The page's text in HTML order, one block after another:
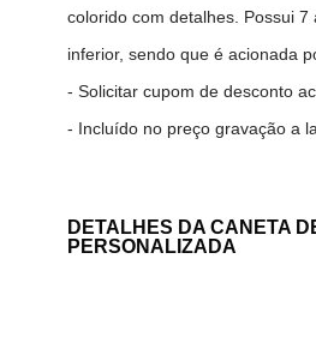
colorido com detalhes. Possui 7
inferior, sendo que é acionada
- Solicitar cupom de desconto
- Incluído no preço gravação a
DETALHES DA CANETA
PERSONALIZADA